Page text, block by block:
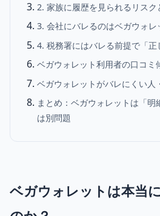
2. 家族に履歴を見られるリスク
3. 会社にバレるのはベガウォ
4. 税務署にはバレる前提で「正
ベガウォレット利用者の口コミ
ベガウォレットがバレにくい人
まとめ：ベガウォレットは「
は別問題
ベガウォレットは本当